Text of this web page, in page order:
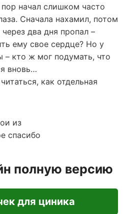
начал слишком часто
Сначала нахамил, потом
два дня пропал –
ему свое сердце? Но у
– кто ж мог подумать, что
вновь…
как отдельная
из
спасибо
полную версию
для циника